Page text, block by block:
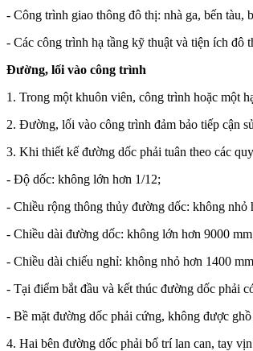
- Công trình giao thông đô thị: nhà ga, bến tàu,
- Các công trình hạ tầng kỹ thuật và tiện ích đô
Đường, lối vào công trình
1. Trong một khuôn viên, công trình hoặc một
2. Đường, lối vào công trình đảm bảo tiếp cận
3. Khi thiết kế đường dốc phải tuân theo các
- Độ dốc: không lớn hơn 1/12;
- Chiều rộng thông thủy đường dốc: không nhỏ
- Chiều dài đường dốc: không lớn hơn 9000
- Chiều dài chiếu nghỉ: không nhỏ hơn 1400
- Tại điểm bắt đầu và kết thúc đường dốc phải
- Bề mặt đường dốc phải cứng, không được
4. Hai bên đường dốc phải bố trí lan can, tay